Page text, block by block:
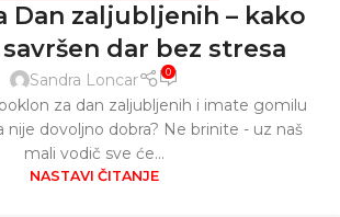
Dan zaljubljenih – kako
dar bez stresa
Sandra Loncar 0
za dan zaljubljenih i imate gomilu
nije dovoljno dobra? Ne brinite - uz naš
mali vodič sve će...
NASTAVI ČITANJE